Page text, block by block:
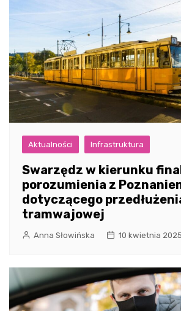
Aktualności Infrastruktura
Swarzędz w kierunku
porozumienia z
dotyczącego
tramwajowej
Anna Słowińska 10 kwietnia 2025